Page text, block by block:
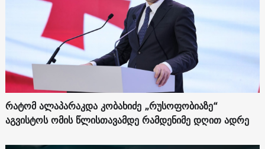
რატომ ალაპარაკდა კობახიძე „რუსოფობიაზე“
აგვისტოს ომის წლისთავამდე რამდენიმე დღით ადრე